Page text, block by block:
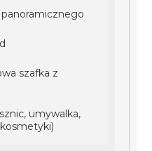
szafka z
umywalka,